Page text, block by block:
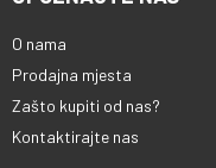
O nama
Prodajna mjesta
Zašto kupiti od nas?
Kontaktirajte nas